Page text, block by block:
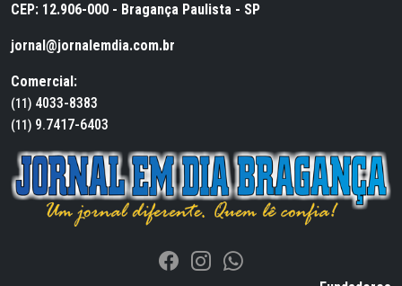
CEP: 12.906-000 - Bragança Paulista - SP
jornal@jornalemdia.com.br
Comercial:
(11) 4033-8383
(11) 9.7417-6403